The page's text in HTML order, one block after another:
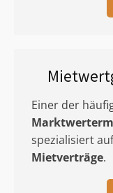
Einer der
spezialisiert
Mietverträge.